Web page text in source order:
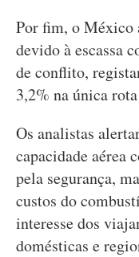
Por fim, o México
devido à escassa
de conflito,
3,2% na única
Os analistas
capacidade aérea
pela segurança,
custos do
interesse dos
domésticas e